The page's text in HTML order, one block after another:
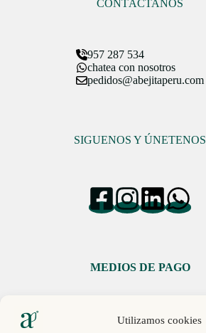
Utilizamos cookies
CONTÁCTANOS
957 287 534
chatea con nosotros
pedidos@abejitaperu.com
SIGUENOS Y ÚNETENOS
MEDIOS DE PAGO